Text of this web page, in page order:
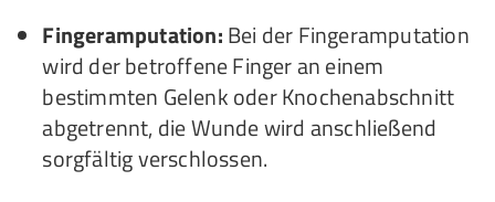
Fingeramputation:Bei der Fingeramputation
wird der betroffene Finger an einem
bestimmten Gelenk oder Knochenabschnitt
abgetrennt, die Wunde wird anschließend
sorgfältig verschlossen.